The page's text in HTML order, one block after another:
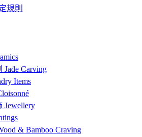
規則
Jade Carving
Items
Jewellery
& Bamboo Craving